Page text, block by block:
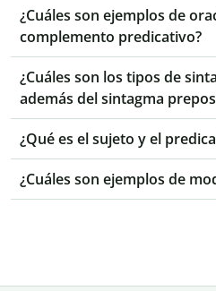
¿Cuáles son ejemplos de
complemento predicativo?
¿Cuáles son los tipos de
además del sintagma
¿Qué es el sujeto y el
¿Cuáles son ejemplos de